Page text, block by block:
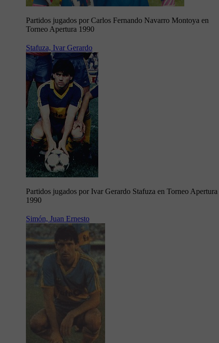
Partidos jugados por Carlos Fernando Navarro Montoya en
Torneo Apertura 1990
Stafuza, Ivar Gerardo
Partidos jugados por Ivar Gerardo Stafuza en Torneo Apertura
1990
Simón, Juan Ernesto